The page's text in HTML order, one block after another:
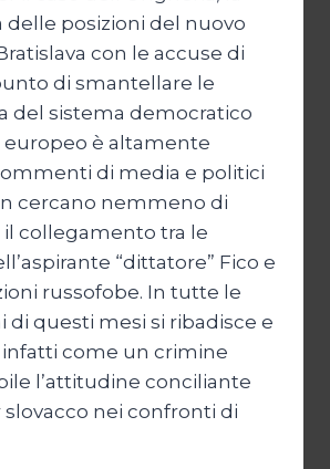
delle posizioni del nuovo
con le accuse di
di smantellare le
del sistema democratico
europeo è altamente
di media e politici
cercano nemmeno di
collegamento tra le
“dittatore” Fico e
russofobe. In tutte le
di questi mesi si ribadisce e
come un crimine
l’attitudine conciliante
nei confronti di